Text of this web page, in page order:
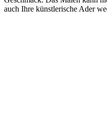
auch Ihre künstlerische Ader